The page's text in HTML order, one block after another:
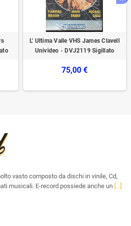
L' Ultima Valle VHS James Clavell
Univideo - DVJ2119 Sigillato
75,00 €
vasto composto da dischi in vinile, Cd,
musicali. E-record possiede anche un [...]